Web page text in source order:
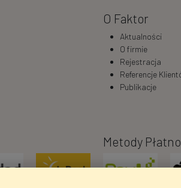
O Faktor
Aktualności
O firmie
Rejestracja
Referencje
Publikacje
Metody